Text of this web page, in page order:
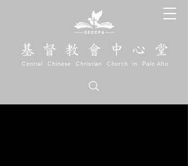
基 督 教 會 中 心 堂
Central Chinese Christian Church in Palo Alto